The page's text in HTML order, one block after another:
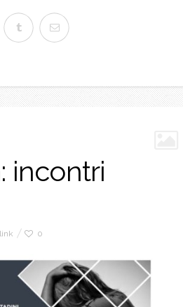
incontri
0